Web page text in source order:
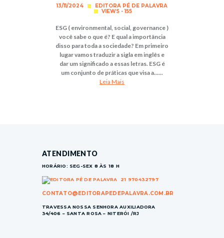
13/11/2024
EDITORA PÉ DE PALAVRA
VIEWS - 155
ESG ( environmental, social, governance )
você sabe o que é? E qual a importância
disso para toda a sociedade? Em primeiro
lugar vamos traduzir a sigla em inglês e
dar um significado a essas letras. ESG é
um conjunto de práticas que visa a......
Leia Mais
ATENDIMENTO
HORÁRIO: SEG-SEX 8 ÀS 18 H
21 970432797
CONTATO@EDITORAPEDEPALAVRA.COM.BR
TRAVESSA NOSSA SENHORA AUXILIADORA
34/406 – SANTA ROSA – NITERÓI /RJ